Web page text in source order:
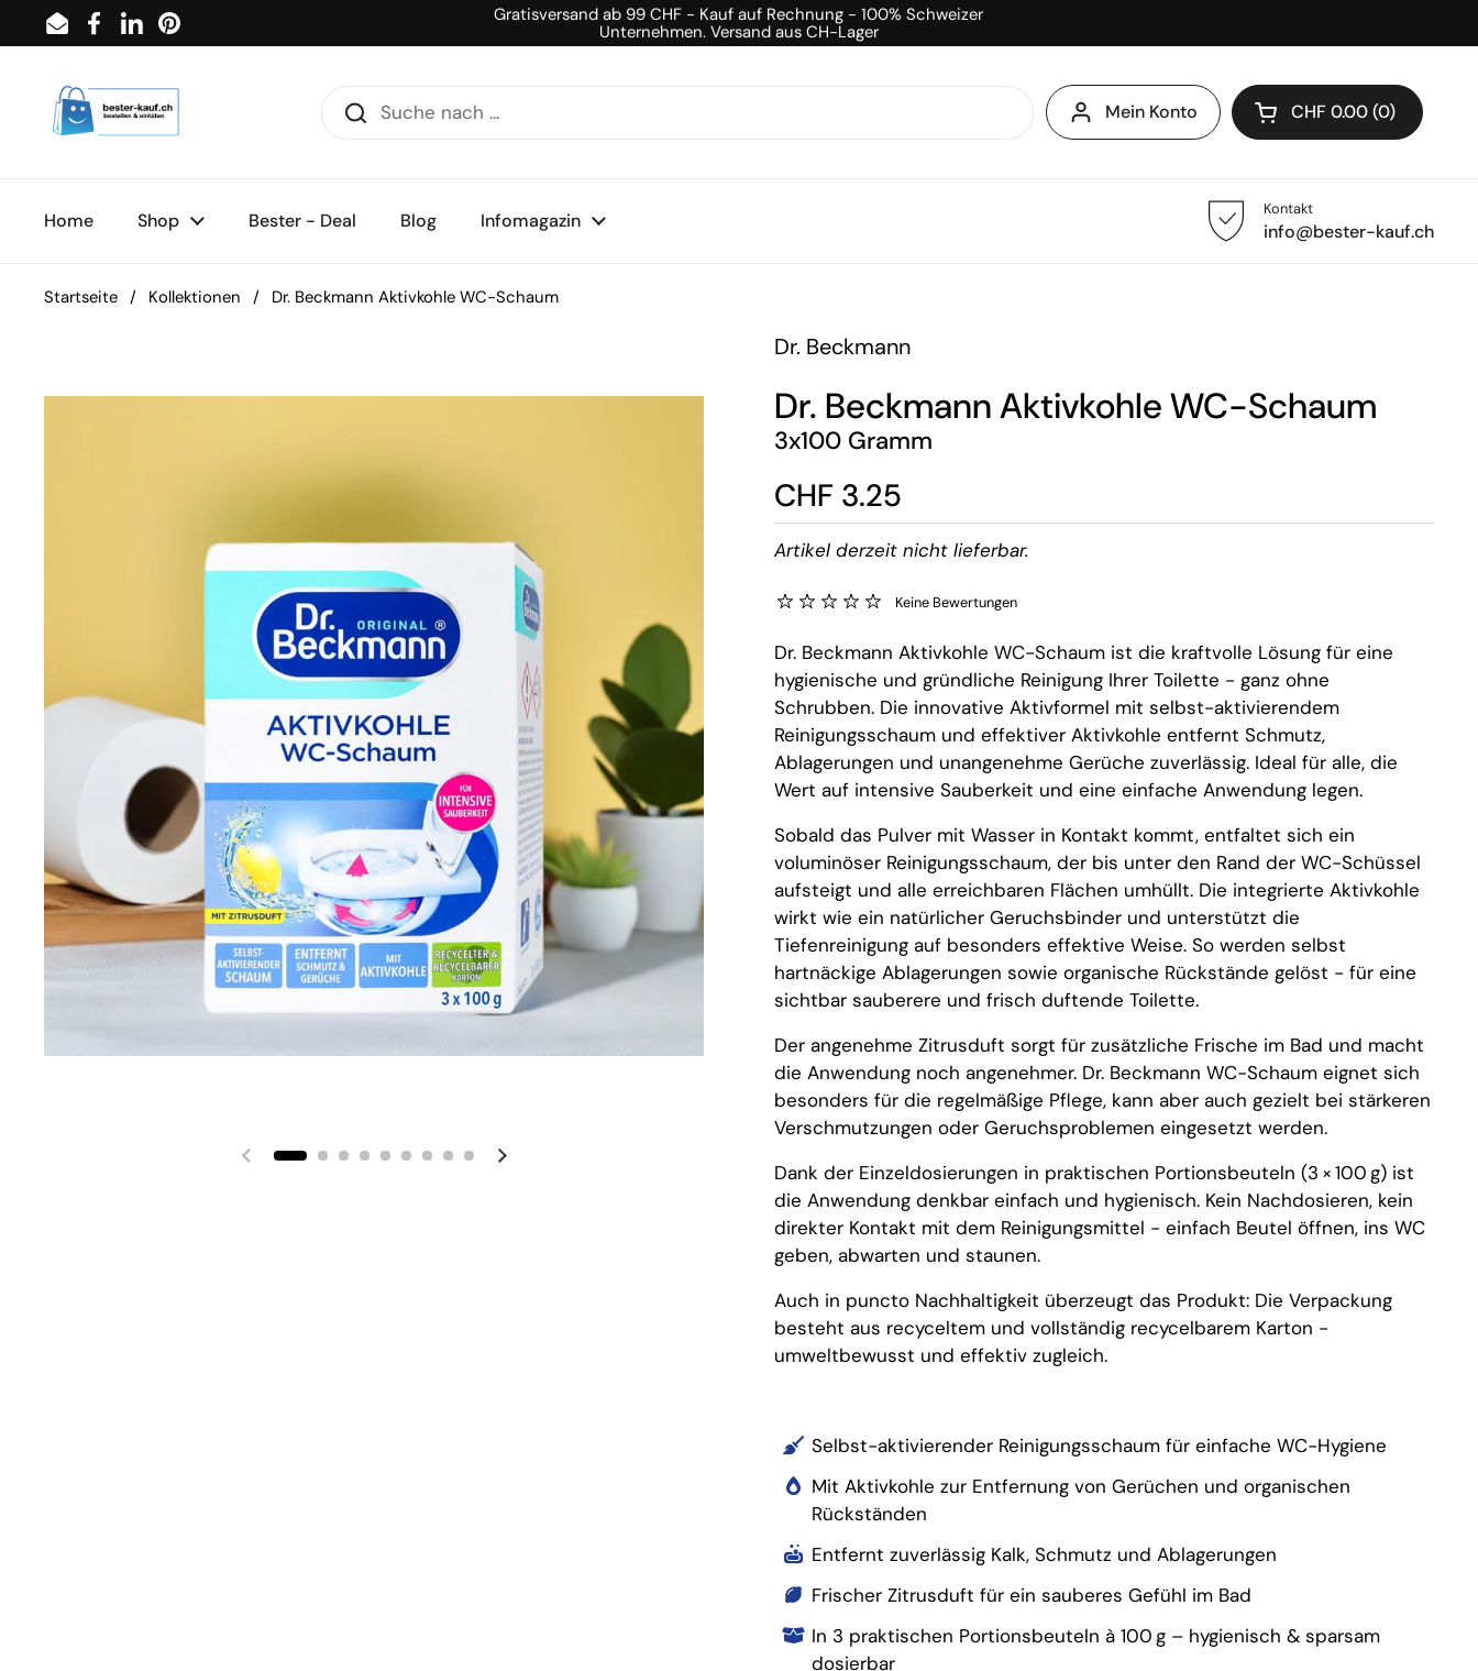
Zum Inhalt springen
EmailFacebook
LinkedInPinterest
Gratisversand ab 99 CHF - Kauf auf Rechnung - 100% Schweizer
Unternehmen. Versand aus CH-Lager
Mein Konto Warenkorb öffnen
CHF 0.00 0
Home Shop Bester - Deal Blog Infomagazin
Kontakt
info@bester-kauf.ch
Startseite / Kollektionen / Dr. Beckmann Aktivkohle WC-Schaum
Dr. Beckmann
Dr. Beckmann Aktivkohle WC-Schaum
3x100 Gramm
CHF 3.25
Artikel derzeit nicht lieferbar.
Keine Bewertungen
Dr. Beckmann Aktivkohle WC-Schaum ist die kraftvolle Lösung für eine
hygienische und gründliche Reinigung Ihrer Toilette - ganz ohne
Schrubben. Die innovative Aktivformel mit selbst-aktivierendem
Reinigungsschaum und effektiver Aktivkohle entfernt Schmutz,
Ablagerungen und unangenehme Gerüche zuverlässig. Ideal für alle, die
Wert auf intensive Sauberkeit und eine einfache Anwendung legen.
Sobald das Pulver mit Wasser in Kontakt kommt, entfaltet sich ein
voluminöser Reinigungsschaum, der bis unter den Rand der WC-Schüssel
aufsteigt und alle erreichbaren Flächen umhüllt. Die integrierte Aktivkohle
wirkt wie ein natürlicher Geruchsbinder und unterstützt die
Tiefenreinigung auf besonders effektive Weise. So werden selbst
hartnäckige Ablagerungen sowie organische Rückstände gelöst - für eine
sichtbar sauberere und frisch duftende Toilette.
Der angenehme Zitrusduft sorgt für zusätzliche Frische im Bad und macht
die Anwendung noch angenehmer. Dr. Beckmann WC-Schaum eignet sich
besonders für die regelmäßige Pflege, kann aber auch gezielt bei stärkeren
Verschmutzungen oder Geruchsproblemen eingesetzt werden.
Dank der Einzeldosierungen in praktischen Portionsbeuteln (3 × 100 g) ist
die Anwendung denkbar einfach und hygienisch. Kein Nachdosieren, kein
direkter Kontakt mit dem Reinigungsmittel - einfach Beutel öffnen, ins WC
geben, abwarten und staunen.
Auch in puncto Nachhaltigkeit überzeugt das Produkt: Die Verpackung
besteht aus recyceltem und vollständig recycelbarem Karton -
umweltbewusst und effektiv zugleich.
Selbst-aktivierender Reinigungsschaum für einfache WC-Hygiene
Mit Aktivkohle zur Entfernung von Gerüchen und organischen
Rückständen
Entfernt zuverlässig Kalk, Schmutz und Ablagerungen
Frischer Zitrusduft für ein sauberes Gefühl im Bad
In 3 praktischen Portionsbeuteln à 100 g – hygienisch & sparsam
dosierbar